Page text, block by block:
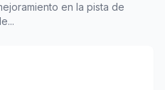
en la pista de